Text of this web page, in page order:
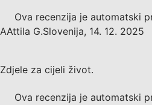
Ova recenzija je automatski
AAttila G.Slovenija, 14. 12. 2025
Zdjele za cijeli život.
Ova recenzija je automatski